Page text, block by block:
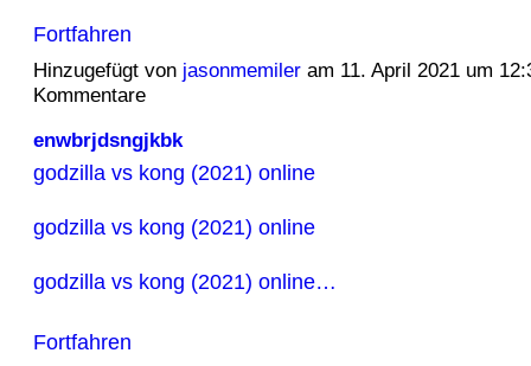
Fortfahren
Hinzugefügt von jasonmemileram 11. April 2021 um
Kommentare
enwbrjdsngjkbk
godzilla vs kong (2021) online
godzilla vs kong (2021) online
godzilla vs kong (2021) online…
Fortfahren